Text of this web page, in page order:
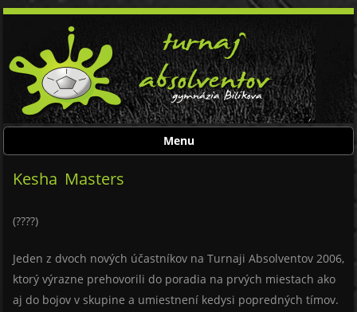
Menu
Kesha Masters
(????)
Jeden z dvoch nových účastníkov na Turnaji Absolventov 2006,
ktorý výrazne prehovorili do poradia na prvých miestach ako
aj do bojov v skupine a umiestnení kedysi popredných tímov.